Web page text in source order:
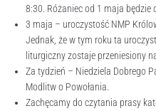
8:30. Różaniec od 1 maja będzie
3 maja – uroczystość NMP
Jednak, że w tym roku ta
liturgiczny zostaje przeniesiony
Za tydzień – Niedziela Dobrego
Modlitw o Powołania.
Zachęcamy do czytania prasy